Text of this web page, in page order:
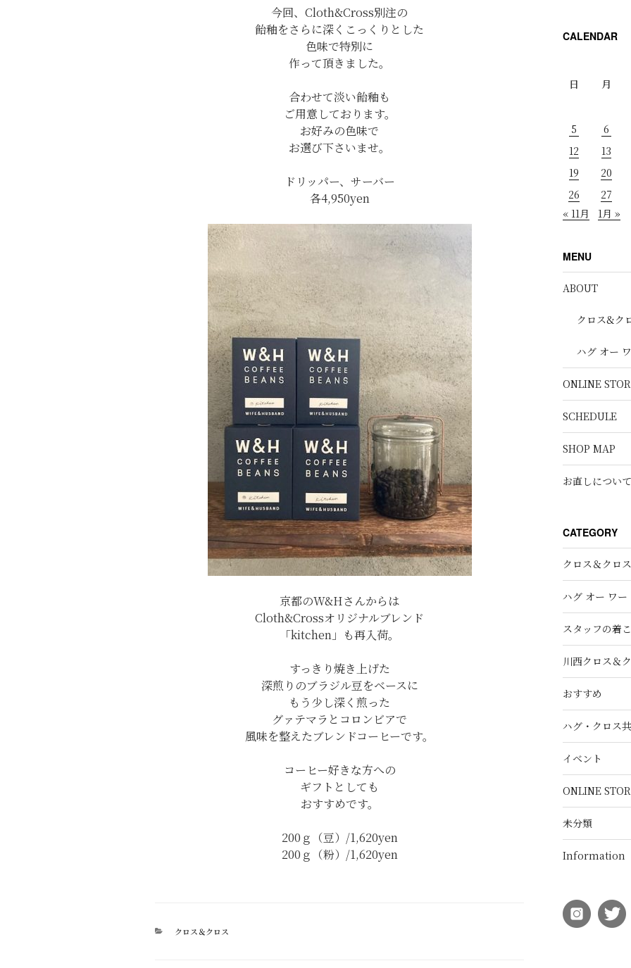
今回、Cloth&Cross別注の
飴釉をさらに深くこっくりとした
色味で特別に
作って頂きました。
合わせて淡い飴釉も
ご用意しております。
お好みの色味で
お選び下さいませ。
ドリッパー、サーバー
各4,950yen
京都のW&Hさんからは
Cloth&Crossオリジナルブレンド
「kitchen」も再入荷。
すっきり焼き上げた
深煎りのブラジル豆をベースに
もう少し深く煎った
グァテマラとコロンビアで
風味を整えたブレンドコーヒーです。
コーヒー好きな方への
ギフトとしても
おすすめです。
200ｇ（豆）/1,620yen
200ｇ（粉）/1,620yen
カ
クロス＆クロス
CALENDAR
日
月
5
6
12
13
19
20
26
27
« 11月
1月 »
MENU
ABOUT
クロス&ク
ハグ オー
ONLINE
SCHEDULE
SHOP MAP
お直しについて
CATEGORY
クロス＆クロス
ハグ オー ワー
スタッフの着
川西クロス＆
おすすめ
ハグ・クロス
イベント
ONLINE
未分類
Information